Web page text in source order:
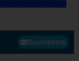
Suscribirme